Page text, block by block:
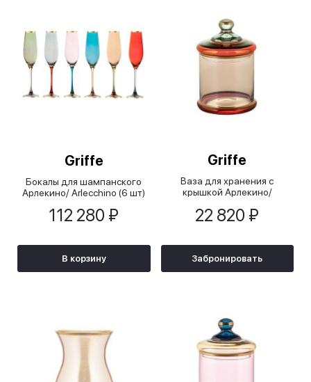
Griffe
Бокалы для шампанского
Арлекино/ Arlecchino (6 шт)
112 280 ₽
В корзину
Griffe
Ваза для хранения с
крышкой Арлекино/
22 820 ₽
Забронировать